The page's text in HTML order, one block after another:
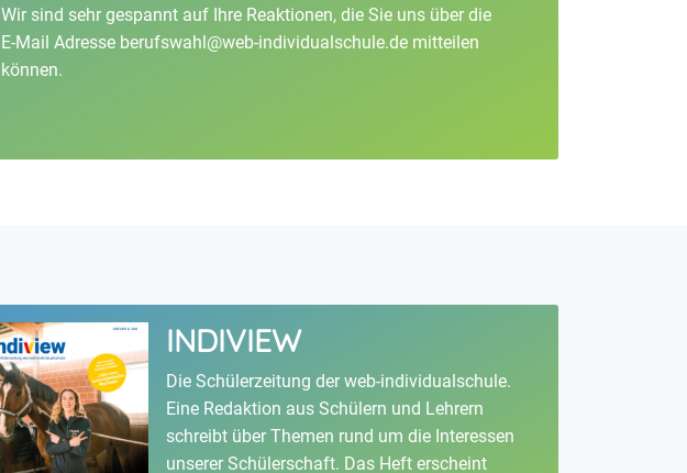
Wir sind sehr gespannt auf Ihre Reaktionen, die Sie uns über die
E-Mail Adresse berufswahl@web-individualschule.de mitteilen
können.
INDIVIEW
Die Schülerzeitung der web-individualschule.
Eine Redaktion aus Schülern und Lehrern
schreibt über Themen rund um die Interessen
unserer Schülerschaft. Das Heft erscheint